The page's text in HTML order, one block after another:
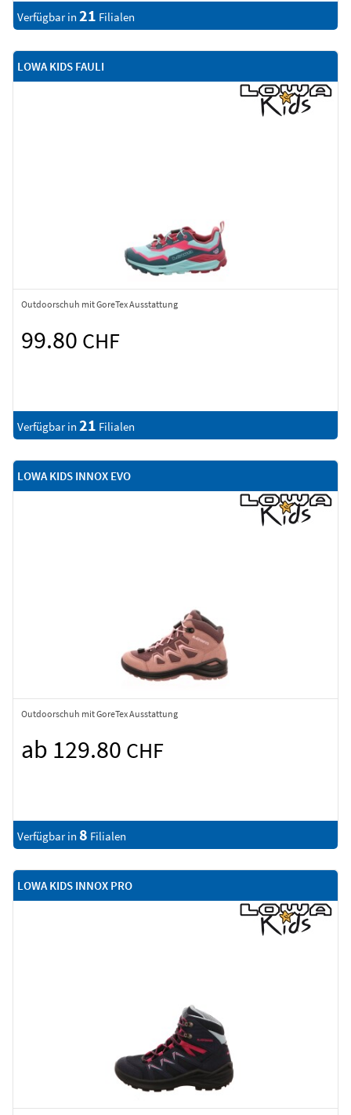
Verfügbar in 21 Filialen
LOWA KIDS FAULI
Outdoorschuh mit GoreTex Ausstattung
99.80 CHF
Verfügbar in 21 Filialen
LOWA KIDS INNOX EVO
Outdoorschuh mit GoreTex Ausstattung
ab 129.80 CHF
Verfügbar in 8 Filialen
LOWA KIDS INNOX PRO